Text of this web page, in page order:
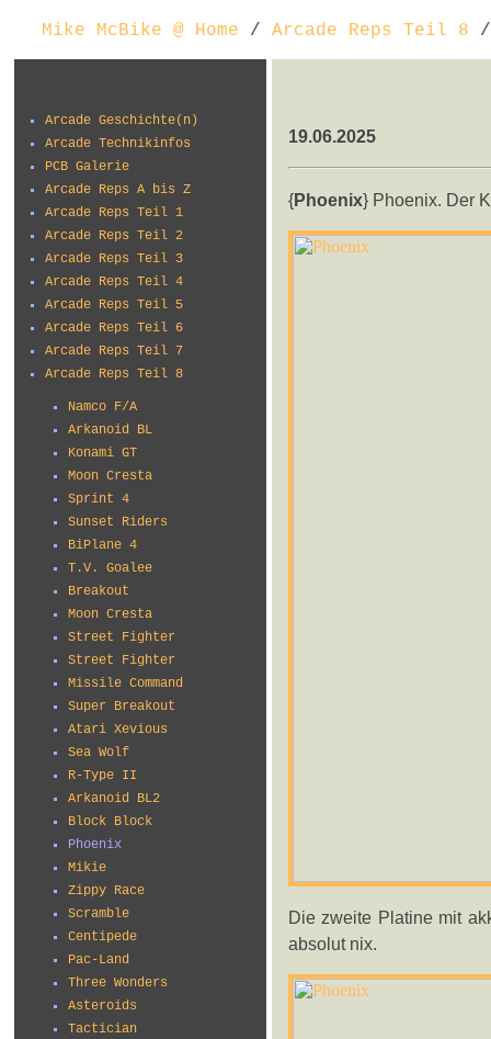
Mike McBike @ Home / Arcade Reps Teil 8 /
Arcade Geschichte(n)
Arcade Technikinfos
PCB Galerie
Arcade Reps A bis Z
Arcade Reps Teil 1
Arcade Reps Teil 2
Arcade Reps Teil 3
Arcade Reps Teil 4
Arcade Reps Teil 5
Arcade Reps Teil 6
Arcade Reps Teil 7
Arcade Reps Teil 8
Namco F/A
Arkanoid BL
Konami GT
Moon Cresta
Sprint 4
Sunset Riders
BiPlane 4
T.V. Goalee
Breakout
Moon Cresta
Street Fighter
Street Fighter
Missile Command
Super Breakout
Atari Xevious
Sea Wolf
R-Type II
Arkanoid BL2
Block Block
Phoenix
Mikie
Zippy Race
Scramble
Centipede
Pac-Land
Three Wonders
Asteroids
Tactician
19.06.2025
{Phoenix} Phoenix. Der
Die zweite Platine mit
absolut nix.